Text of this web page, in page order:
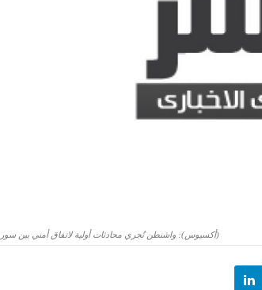
91.8 % صافي تعاملات المصريين بالبورصة خلال تداولات الأسبوع
مصر منذ 54 دقيقة
(أكسيوس): واشنطن تُجري محادثات أولية لاتفاق أمني بين